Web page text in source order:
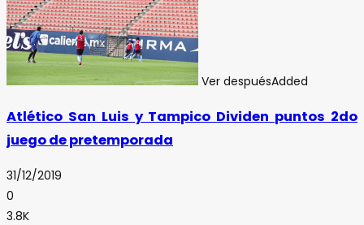
Ver despuésAdded
Atlético San Luis y Tampico Dividen puntos 2do
juego de pretemporada
31/12/2019
0
3.8K